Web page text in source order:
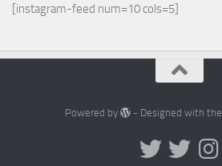
[instagram-feed num=10 cols=5]
Powered by - Designed with the